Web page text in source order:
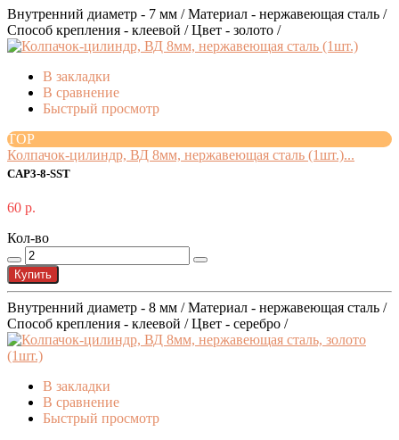
Внутренний диаметр - 7 мм / Материал - нержавеющая сталь /
Способ крепления - клеевой / Цвет - золото /
В закладки
В сравнение
Быстрый просмотр
TOP
Колпачок-цилиндр, ВД 8мм, нержавеющая сталь (1шт.)...
CAP3-8-SST
60 р.
Кол-во
Купить
Внутренний диаметр - 8 мм / Материал - нержавеющая сталь /
Способ крепления - клеевой / Цвет - серебро /
В закладки
В сравнение
Быстрый просмотр